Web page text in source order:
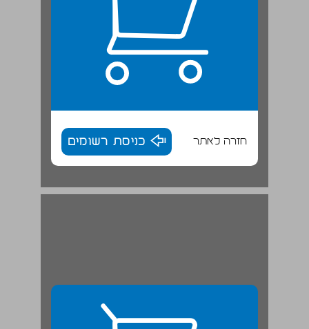
חזרה לאתר כניסת רשומים
יהודה פז ... 18